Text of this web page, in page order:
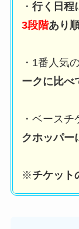
・ 行く日程
3段階あり
・1番人気
ークに比べ
・ベースチ
クホッパー
※チケット